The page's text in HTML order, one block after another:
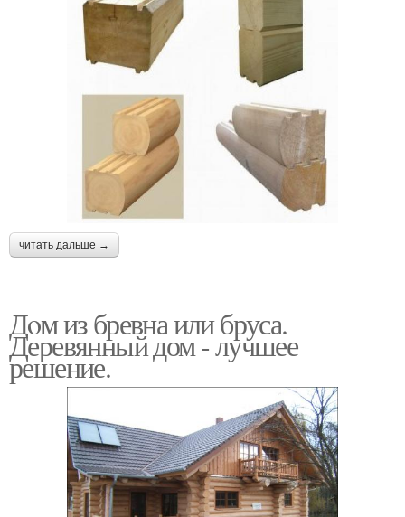
читать дальше →
Дoм из бревна или бруса.
Деревянный дом - лучшее
решение.